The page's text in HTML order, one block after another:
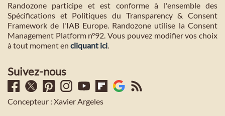
Randozone participe et est conforme à l'ensemble des
Spécifications et Politiques du Transparency & Consent
Framework de l'IAB Europe. Randozone utilise la Consent
Management Platform n°92. Vous pouvez modifier vos choix
à tout moment en cliquant ici.
Suivez-nous
Concepteur : Xavier Argeles